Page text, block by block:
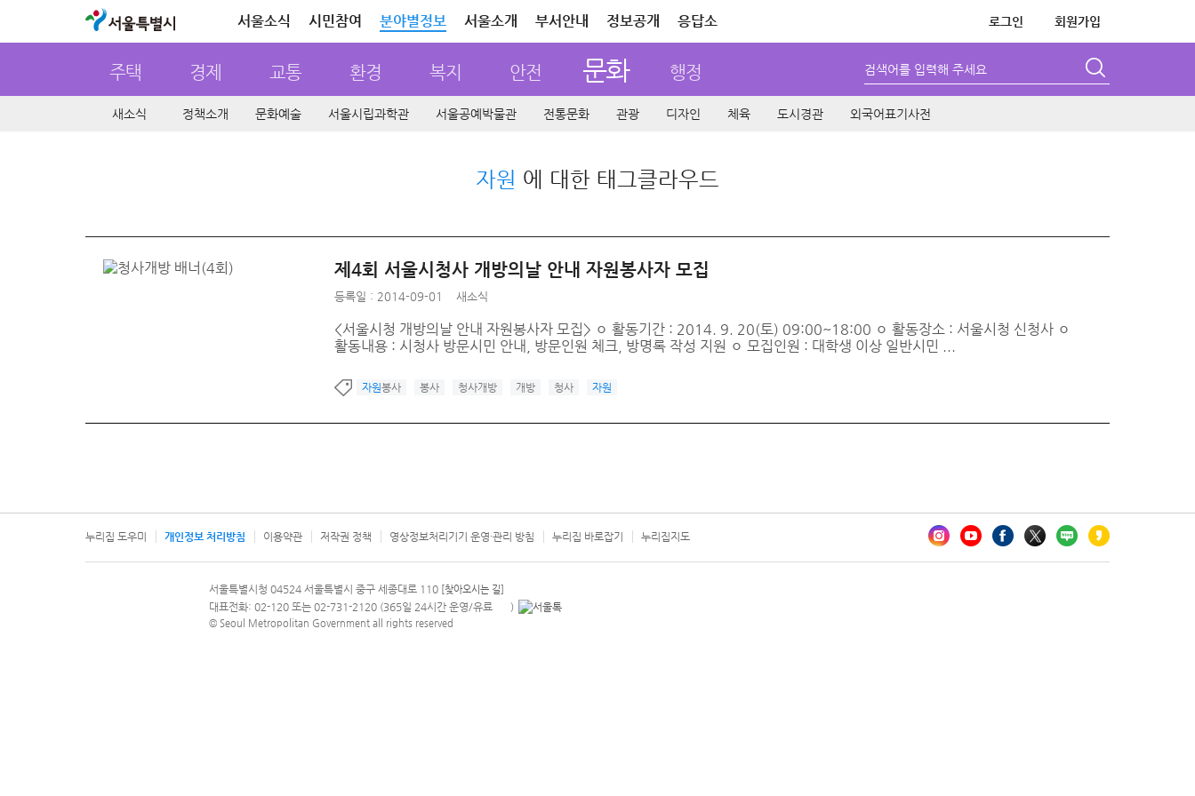
서울특별시 서울소식 시민참여 분야별정보 서울소개 부서안내 정보공개 응답소 로그인 회원가입
주택 경제 교통 환경 복지 안전 문화 행정 검색어를 입력해 주세요
새소식 정책소개 문화예술 서울시립과학관 서울공예박물관 전통문화 관광 디자인 체육 도시경관 외국어표기사전
자원 에 대한 태그클라우드
제4회 서울시청사 개방의날 안내 자원봉사자 모집
등록일 : 2014-09-01 새소식
<서울시청 개방의날 안내 자원봉사자 모집> ㅇ 활동기간 : 2014. 9. 20(토) 09:00~18:00 ㅇ 활동장소 : 서울시청 신청사 ㅇ
활동내용 : 시청사 방문시민 안내, 방문인원 체크, 방명록 작성 지원 ㅇ 모집인원 : 대학생 이상 일반시민 ...
자원봉사 봉사 청사개방 개방 청사 자원
누리집 도우미 개인정보 처리방침 이용약관 저작권 정책 영상정보처리기기 운영·관리 방침 누리집 바로잡기 누리집지도
문의 전화번호 120, 120 다산콜재단
서울특별시청 04524 서울특별시 중구 세종대로 110 [찾아오시는 길]
대표전화: 02-120 또는 02-731-2120 (365일 24시간 운영/유료 안내팝업 열기
)
© Seoul Metropolitan Government all rights reserved